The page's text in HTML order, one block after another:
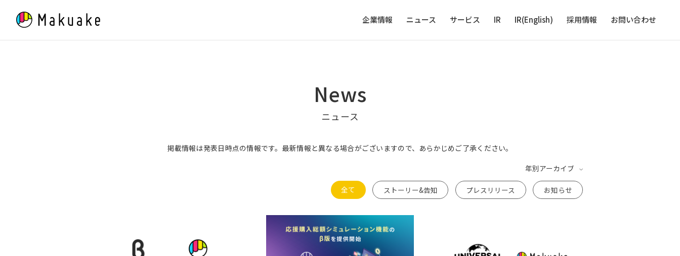
企業情報 ニュース サービス IR IR(English) 採用情報 お問い合わせ
News
ニュース
掲載情報は発表日時点の情報です。最新情報と異なる場合がございますので、あらかじめご了承ください。
年別アーカイブ
全て ストーリー&告知 プレスリリース お知らせ